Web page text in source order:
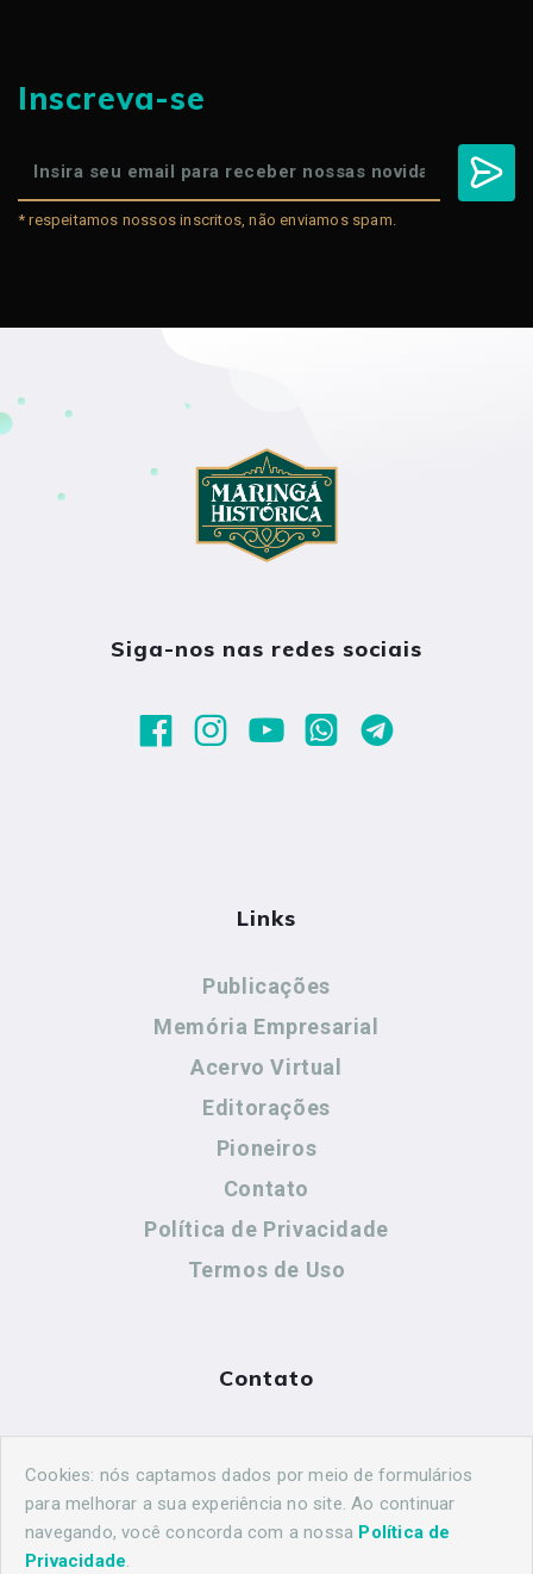
Inscreva-se
* respeitamos nossos inscritos, não enviamos spam.
Siga-nos nas redes sociais
Links
Publicações
Memória Empresarial
Acervo Virtual
Editorações
Pioneiros
Contato
Política de Privacidade
Termos de Uso
Contato
maringahistorica@gmail.com
Cookies: nós captamos dados por meio de formulários
para melhorar a sua experiência no site. Ao continuar
navegando, você concorda com a nossa Política de
Privacidade.